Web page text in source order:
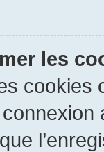
les
cookies